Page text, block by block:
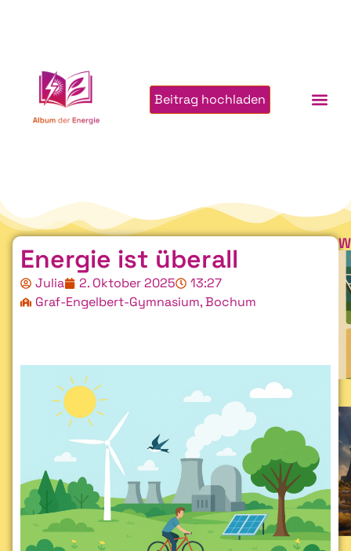
Beitrag hochladen
Energie ist überall
Julia 2. Oktober 2025
13:27
Graf-Engelbert-Gymnasium, Bochum